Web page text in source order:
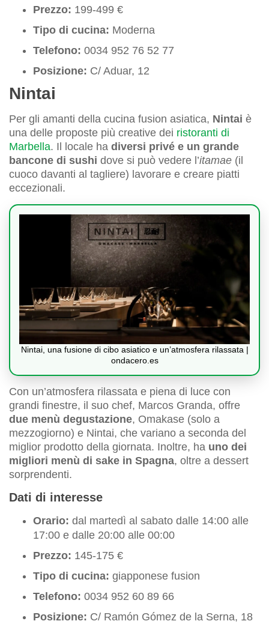
Prezzo: 199-499 €
Tipo di cucina: Moderna
Telefono: 0034 952 76 52 77
Posizione: C/ Aduar, 12
Nintai
Per gli amanti della cucina fusion asiatica, Nintai è
una delle proposte più creative dei ristoranti di
Marbella. Il locale ha diversi privé e un grande
bancone di sushi dove si può vedere l’itamae (il
cuoco davanti al tagliere) lavorare e creare piatti
eccezionali.
Nintai, una fusione di cibo asiatico e un’atmosfera rilassata |
ondacero.es
Con un’atmosfera rilassata e piena di luce con
grandi finestre, il suo chef, Marcos Granda, offre
due menù degustazione, Omakase (solo a
mezzogiorno) e Nintai, che variano a seconda del
miglior prodotto della giornata. Inoltre, ha uno dei
migliori menù di sake in Spagna, oltre a dessert
sorprendenti.
Dati di interesse
Orario: dal martedì al sabato dalle 14:00 alle
17:00 e dalle 20:00 alle 00:00
Prezzo: 145-175 €
Tipo di cucina: giapponese fusion
Telefono: 0034 952 60 89 66
Posizione: C/ Ramón Gómez de la Serna, 18